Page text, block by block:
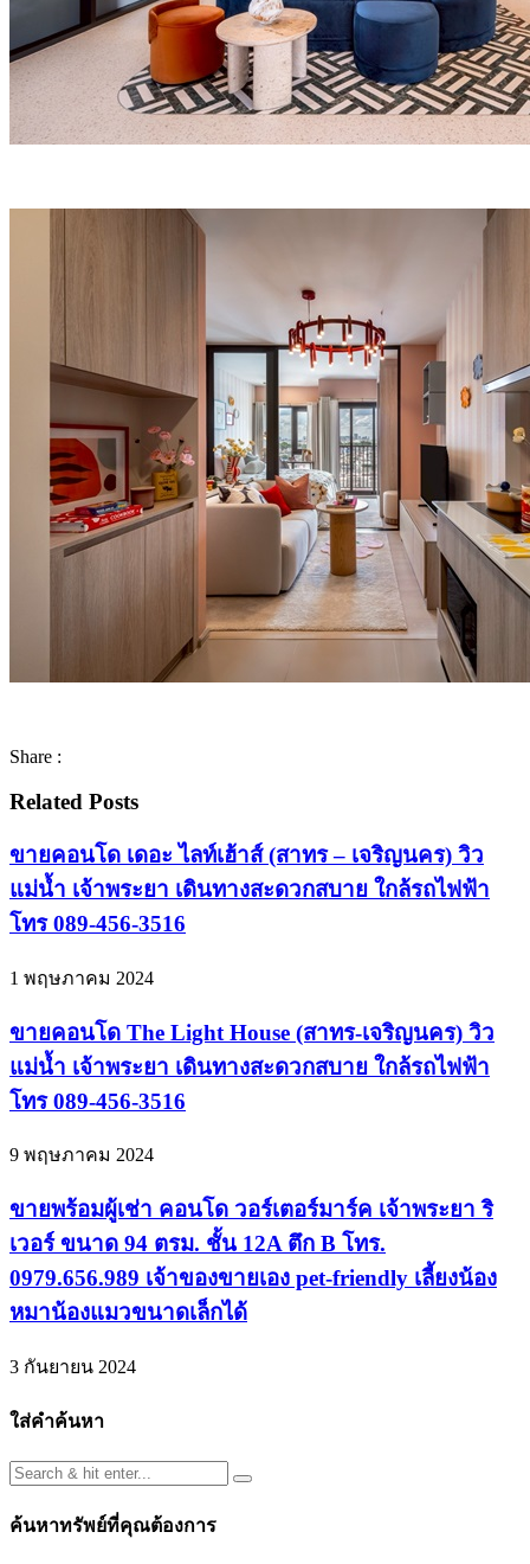
Share :
Related Posts
ขายคอนโด เดอะ ไลท์เฮ้าส์ (สาทร – เจริญนคร) วิว
แม่น้ำ เจ้าพระยา เดินทางสะดวกสบาย ใกล้รถไฟฟ้า
โทร 089-456-3516
1 พฤษภาคม 2024
ขายคอนโด The Light House (สาทร-เจริญนคร) วิว
แม่น้ำ เจ้าพระยา เดินทางสะดวกสบาย ใกล้รถไฟฟ้า
โทร 089-456-3516
9 พฤษภาคม 2024
ขายพร้อมผู้เช่า คอนโด วอร์เตอร์มาร์ค เจ้าพระยา ริ
เวอร์ ขนาด 94 ตรม. ชั้น 12A ตึก B โทร.
0979.656.989 เจ้าของขายเอง pet-friendly เลี้ยงน้อง
หมาน้องแมวขนาดเล็กได้
3 กันยายน 2024
ใส่คำค้นหา
ค้นหาทรัพย์ที่คุณต้องการ